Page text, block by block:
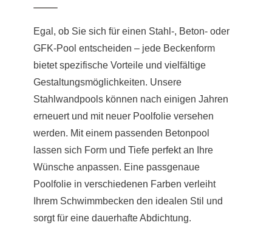
Egal, ob Sie sich für einen Stahl-, Beton- oder
GFK-Pool entscheiden – jede Beckenform
bietet spezifische Vorteile und vielfältige
Gestaltungsmöglichkeiten. Unsere
Stahlwandpools können nach einigen Jahren
erneuert und mit neuer Poolfolie versehen
werden. Mit einem passenden Betonpool
lassen sich Form und Tiefe perfekt an Ihre
Wünsche anpassen. Eine passgenaue
Poolfolie in verschiedenen Farben verleiht
Ihrem Schwimmbecken den idealen Stil und
sorgt für eine dauerhafte Abdichtung.